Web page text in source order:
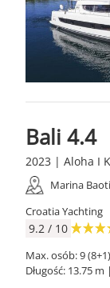
Bali 4.4
2023 | Aloha I
Marina
Croatia Yachting
9.2 / 10
Max. osób: 9
Długość: 13.75